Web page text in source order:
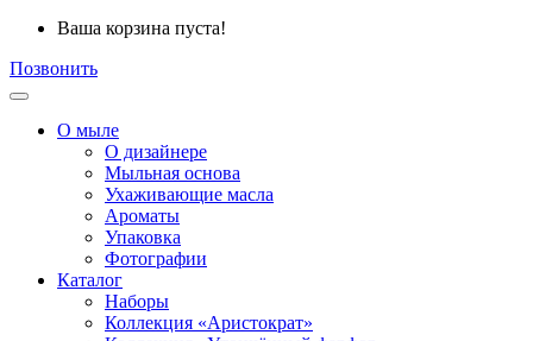
Ваша корзина пуста!
Позвонить
О мыле
О дизайнере
Мыльная основа
Ухаживающие масла
Ароматы
Упаковка
Фотографии
Каталог
Наборы
Коллекция «Аристократ»